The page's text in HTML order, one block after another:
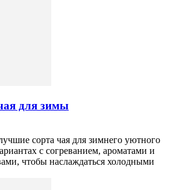
для зимы
сорта чая для зимнего уютного
с согреванием, ароматами и
чтобы наслаждаться холодными